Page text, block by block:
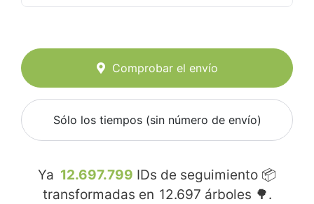
Comprobar el envío
Sólo los tiempos (sin número de envío)
Ya 12.697.799 IDs de seguimiento 📦
transformadas en 12.697 árboles 🌳.